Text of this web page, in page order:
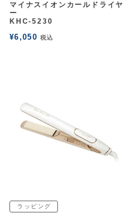
マイナスイオンカールドライヤ
ー
KHC-5230
¥6,050 税込
ラッピング